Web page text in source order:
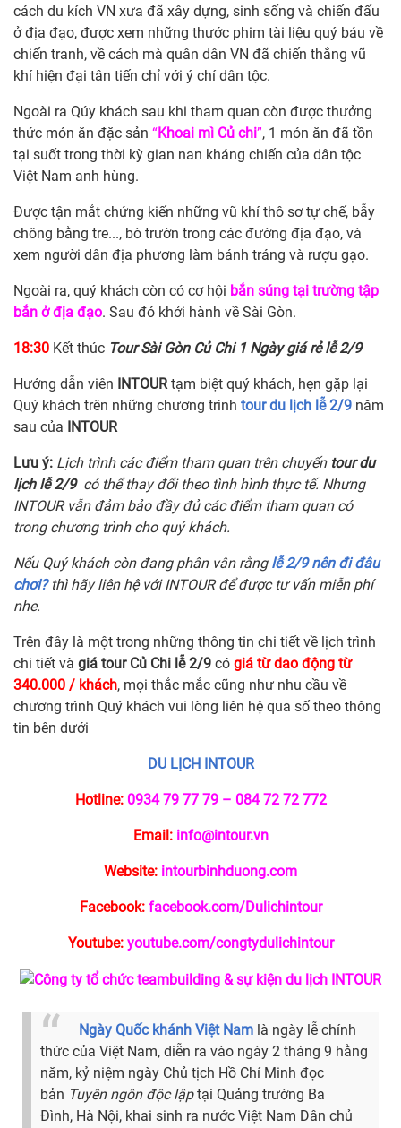
cách du kích VN xưa đã xây dựng, sinh sống và chiến đấu
ở địa đạo, được xem những thước phim tài liệu quý báu về
chiến tranh, về cách mà quân dân VN đã chiến thắng vũ
khí hiện đại tân tiến chỉ với ý chí dân tộc.
Ngoài ra Qúy khách sau khi tham quan còn được thưởng
thức món ăn đặc sản “Khoai mì Củ chi”, 1 món ăn đã tồn
tại suốt trong thời kỳ gian nan kháng chiến của dân tộc
Việt Nam anh hùng.
Được tận mắt chứng kiến những vũ khí thô sơ tự chế, bẫy
chông bằng tre..., bò trườn trong các đường địa đạo, và
xem người dân địa phương làm bánh tráng và rượu gạo.
Ngoài ra, quý khách còn có cơ hội bắn súng tại trường tập
bắn ở địa đạo. Sau đó khởi hành về Sài Gòn.
18:30 Kết thúc Tour Sài Gòn Củ Chi 1 Ngày giá rẻ lễ 2/9
Hướng dẫn viên INTOURtạm biệt quý khách, hẹn gặp lại
Quý khách trên những chương trình tour du lịch lễ 2/9 năm
sau của INTOUR
Lưu ý: Lịch trình các điểm tham quan trên chuyến tour du
lịch lễ 2/9 có thể thay đổi theo tình hình thực tế. Nhưng
INTOUR vẫn đảm bảo đầy đủ các điểm tham quan có
trong chương trình cho quý khách.
Nếu Quý khách còn đang phân vân rằng lễ 2/9 nên đi đâu
chơi?thì hãy liên hệ với INTOUR để được tư vấn miễn phí
nhe.
Trên đây là một trong những thông tin chi tiết về lịch trình
chi tiết và giá tour Củ Chi lễ 2/9 có giá từ dao động từ
340.000 / khách, mọi thắc mắc cũng như nhu cầu về
chương trình Quý khách vui lòng liên hệ qua số theo thông
tin bên dưới
DU LỊCH INTOUR
Hotline: 0934 79 77 79 – 084 72 72 772
Email: info@intour.vn
Website: intourbinhduong.com
Facebook: facebook.com/Dulichintour
Youtube: youtube.com/congtydulichintour
Ngày Quốc khánh Việt Nam là ngày lễ chính
thức của Việt Nam, diễn ra vào ngày 2 tháng 9 hằng
năm, kỷ niệm ngày Chủ tịch Hồ Chí Minh đọc
bản Tuyên ngôn độc lậptại Quảng trường Ba
Đình, Hà Nội, khai sinh ra nước Việt Nam Dân chủ